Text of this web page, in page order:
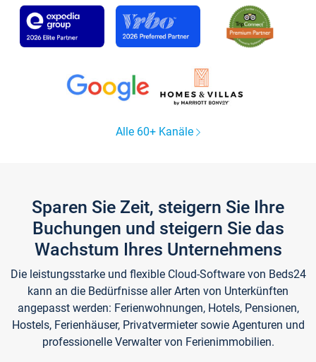
Alle 60+ Kanäle
Sparen Sie Zeit, steigern Sie Ihre
Buchungen und steigern Sie das
Wachstum Ihres Unternehmens
Die leistungsstarke und flexible Cloud-Software von Beds24
kann an die Bedürfnisse aller Arten von Unterkünften
angepasst werden: Ferienwohnungen, Hotels, Pensionen,
Hostels, Ferienhäuser, Privatvermieter sowie Agenturen und
professionelle Verwalter von Ferienimmobilien.